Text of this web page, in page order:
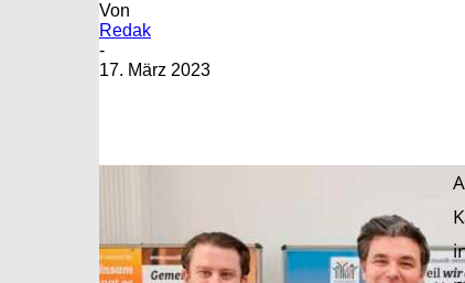
Von
Redak
-
17. März 2023